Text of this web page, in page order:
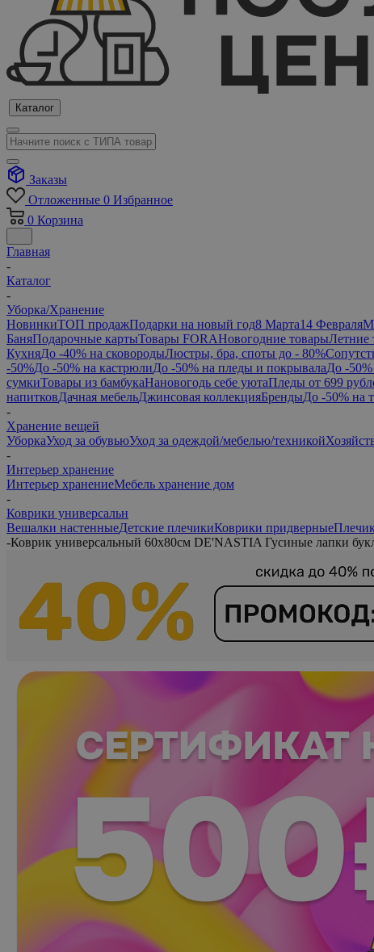
Каталог
Заказы
Отложенные 0 Избранное
0 Корзина
Главная
-
Каталог
-
Уборка/Хранение
НовинкиТОП продажПодарки на новый год8 Марта14 Февраля
БаняПодарочные картыТовары FORAНовогодние товарыЛетние
КухняДо -40% на сковородыЛюстры, бра, споты до - 80%
-50%До -50% на кастрюлиДо -50% на пледы и покрывалаДо -
сумкиТовары из бамбукаНановогодь себе уютаПледы от 699
напитковДачная мебельДжинсовая коллекцияБрендыДо -50% на
-
Хранение вещей
УборкаУход за обувьюУход за одеждой/мебелью/техникой
-
Интерьер хранение
Интерьер хранениеМебель хранение дом
-
Коврики универсальн
Вешалки настенныеДетские плечикиКоврики придверные
-Коврик универсальный 60x80см DE'NASTIA Гусиные лапки